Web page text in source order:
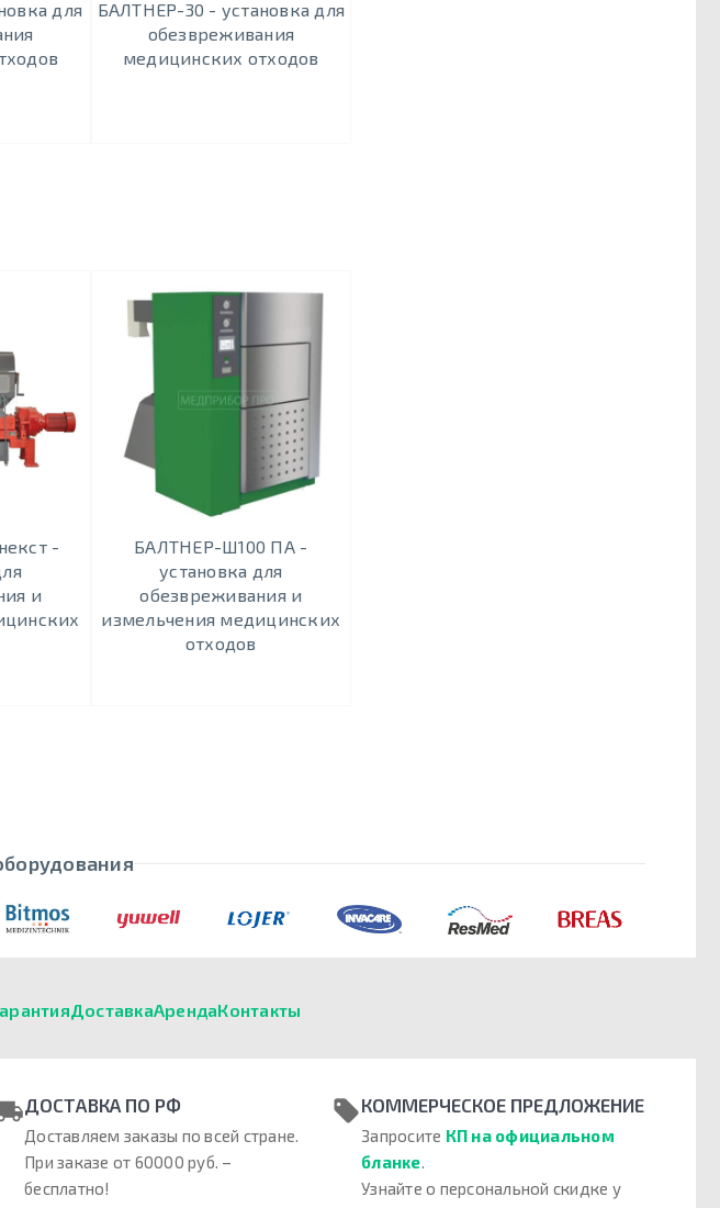
для
БАЛТНЕР-30 - установка для
обезвреживания
медицинских отходов
-
и
БАЛТНЕР-Ш100 ПА -
установка для
обезвреживания и
измельчения медицинских
отходов
ДоставкаАрендаКонтакты
ДОСТАВКА ПО РФ
Доставляем заказы по всей стране.
При заказе от 60000 руб. –
бесплатно!
КОММЕРЧЕСКОЕ ПРЕДЛОЖЕНИЕ
Запросите КП на официальном
бланке.
Узнайте о персональной скидке у